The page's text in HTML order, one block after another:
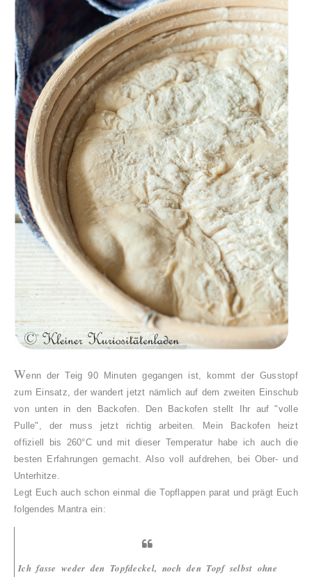
Wenn der Teig 90 Minuten gegangen ist, kommt der Gusstopf
zum Einsatz, der wandert jetzt nämlich auf dem zweiten Einschub
von unten in den Backofen. Den Backofen stellt Ihr auf "volle
Pulle", der muss jetzt richtig arbeiten. Mein Backofen heizt
offiziell bis 260°C und mit dieser Temperatur habe ich auch die
besten Erfahrungen gemacht. Also voll aufdrehen, bei Ober- und
Unterhitze.
Legt Euch auch schon einmal die Topflappen parat und prägt Euch
folgendes Mantra ein:
Ich fasse weder den Topfdeckel, noch den Topf selbst ohne